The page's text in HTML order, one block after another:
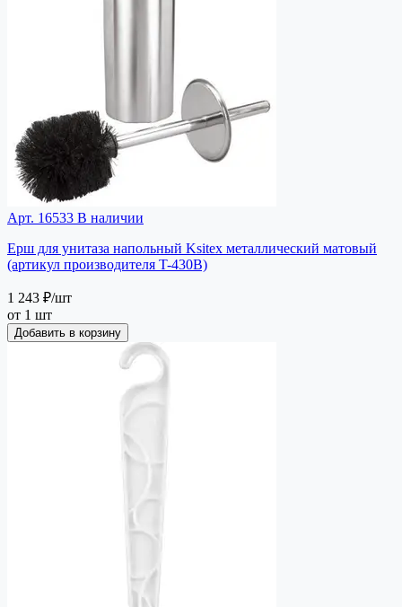
Арт. 16533 В наличии
Ерш для унитаза напольный Ksitex металлический матовый
(артикул производителя T-430В)
1 243 ₽/шт
от 1 шт
Добавить в корзину